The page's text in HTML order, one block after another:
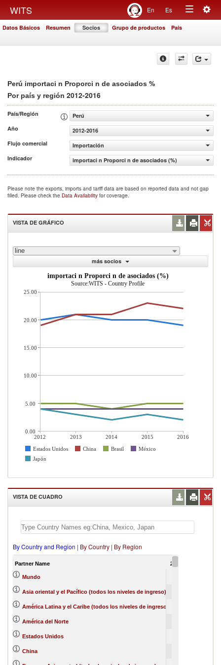
WITS En Es
Toggle
Datos Básicos Resumen Socios Grupo de productos País
Perú importaci n Proporci n de asociados %
Por país y región 2012-2016
País/Región
Perú
Año
2012-2016
Flujo comercial
Importación
Indicador
importaci n Proporci n de asociados (%)
Please note the exports, imports and tariff data are based on reported data and not gap
filled. Please check the Data Availability for coverage.
VISTA DE GRÁFICO
line
más socios
importaci n Proporci n de asociados (%)
Source:WITS - Country Profile
2012 2013 2014 2015
2016
Estados Unidos
China Brasil
México
Japón
25.00
20.00
15.00
10.00
5.00
0.00
VISTA DE CUADRO
By Country and Region | By Country | By Region
Partner Name 2012
Mundo
Asia oriental y el Pacífico (todos los niveles de ingreso)
América Latina y el Caribe (todos los niveles de ingreso)
América del Norte
Estados Unidos
China